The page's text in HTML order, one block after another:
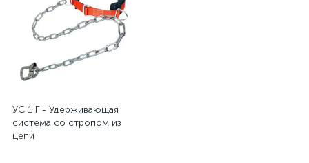
УС 1 Г - Удерживающая
система со стропом из
цепи